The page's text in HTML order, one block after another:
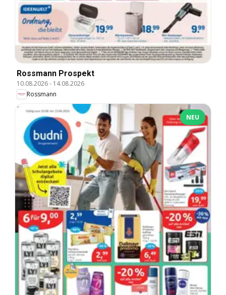
Rossmann Prospekt
10.08.2026- 14.08.2026
Rossmann
NEU